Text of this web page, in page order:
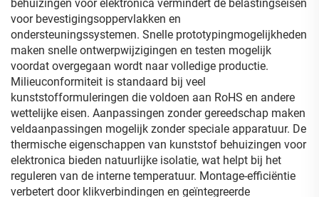
behuizingen voor elektronica vermindert de belastingseisen
voor bevestigingsoppervlakken en
ondersteuningssystemen. Snelle prototypingmogelijkheden
maken snelle ontwerpwijzigingen en testen mogelijk
voordat overgegaan wordt naar volledige productie.
Milieuconformiteit is standaard bij veel
kunststofformuleringen die voldoen aan RoHS en andere
wettelijke eisen. Aanpassingen zonder gereedschap maken
veldaanpassingen mogelijk zonder speciale apparatuur. De
thermische eigenschappen van kunststof behuizingen voor
elektronica bieden natuurlijke isolatie, wat helpt bij het
reguleren van de interne temperatuur. Montage-efficiëntie
verbetert door klikverbindingen en geïntegreerde